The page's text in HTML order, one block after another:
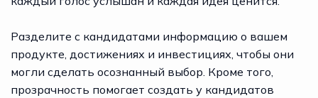
Разделите с кандидатами информацию о вашем
продукте, достижениях и инвестициях, чтобы они
могли сделать осознанный выбор. Кроме того,
прозрачность помогает создать у кандидатов